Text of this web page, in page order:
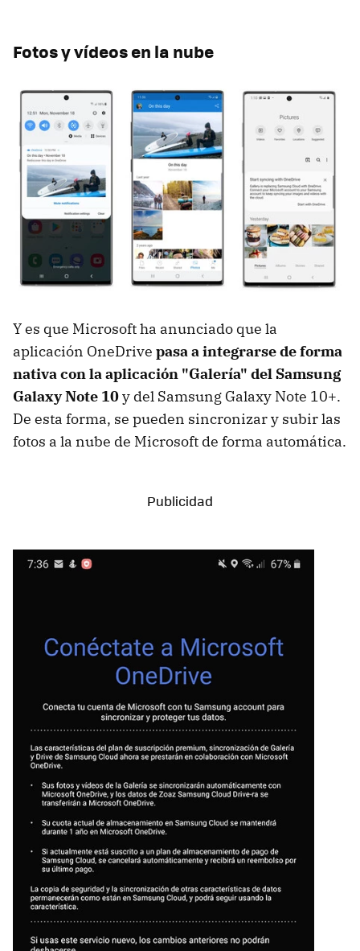
Fotos y vídeos en la nube
Y es que Microsoft ha anunciado que la
aplicación OneDrive pasa a integrarse de forma
nativa con la aplicación "Galería" del Samsung
Galaxy Note 10y del Samsung Galaxy Note 10+.
De esta forma, se pueden sincronizar y subir las
fotos a la nube de Microsoft de forma automática.